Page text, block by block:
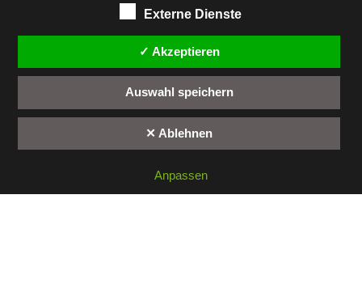
(c) 2026 BbS III „J.C.v.Dreyhaupt“ | gemacht
mit ❤️
Externe Dienste
✓ Akzeptieren
Auswahl speichern
✕ Ablehnen
Anpassen